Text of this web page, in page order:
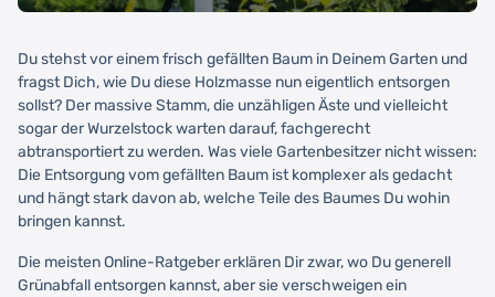
Du stehst vor einem frisch gefällten Baum in Deinem Garten und
fragst Dich, wie Du diese Holzmasse nun eigentlich entsorgen
sollst? Der massive Stamm, die unzähligen Äste und vielleicht
sogar der Wurzelstock warten darauf, fachgerecht
abtransportiert zu werden. Was viele Gartenbesitzer nicht wissen:
Die Entsorgung vom gefällten Baum ist komplexer als gedacht
und hängt stark davon ab, welche Teile des Baumes Du wohin
bringen kannst.
Die meisten Online-Ratgeber erklären Dir zwar, wo Du generell
Grünabfall entsorgen kannst, aber sie verschweigen ein